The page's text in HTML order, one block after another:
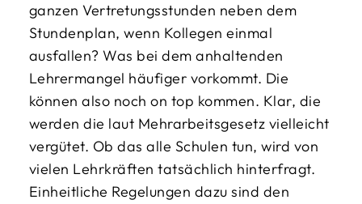
ganzen Vertretungsstunden neben dem
Stundenplan, wenn Kollegen einmal
ausfallen? Was bei dem anhaltenden
Lehrermangel häufiger vorkommt. Die
können also noch on top kommen. Klar, die
werden die laut Mehrarbeitsgesetz vielleicht
vergütet. Ob das alle Schulen tun, wird von
vielen Lehrkräften tatsächlich hinterfragt.
Einheitliche Regelungen dazu sind den